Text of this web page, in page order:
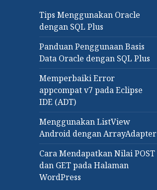
Tips Menggunakan Oracle
dengan SQL Plus
Panduan Penggunaan Basis
Data Oracle dengan SQL Plus
Memperbaiki Error
appcompat v7 pada Eclipse
IDE (ADT)
Menggunakan ListView
Android dengan ArrayAdapter
Cara Mendapatkan Nilai POST
dan GET pada Halaman
WordPress